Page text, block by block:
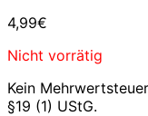
4,99€
Nicht vorrätig
Kein
§19 (1) UStG.